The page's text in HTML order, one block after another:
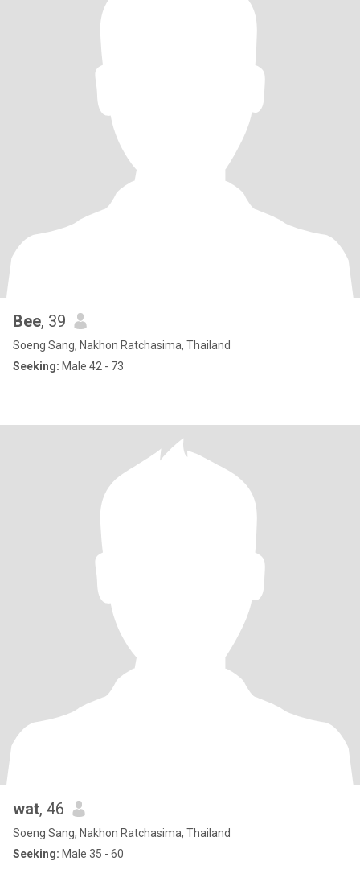
Bee, 39
Soeng Sang, Nakhon Ratchasima, Thailand
Seeking: Male 42 - 73
wat, 46
Soeng Sang, Nakhon Ratchasima, Thailand
Seeking: Male 35 - 60